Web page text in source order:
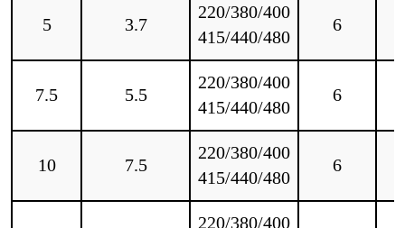
5 3.7
220/380/400
415/440/480
6
7.5 5.5
220/380/400
415/440/480
6
10 7.5
220/380/400
415/440/480
6
220/380/400